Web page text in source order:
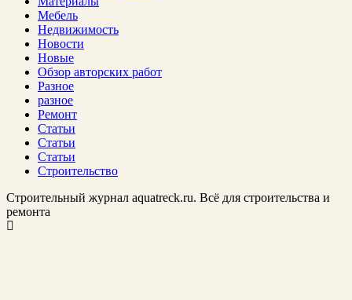
Мебель
Недвижимость
Новости
Новые
Обзор авторских работ
Разное
разное
Ремонт
Статьи
Статьи
Статьи
Строительство
Строительный журнал aquatreck.ru. Всё для строительства и
ремонта